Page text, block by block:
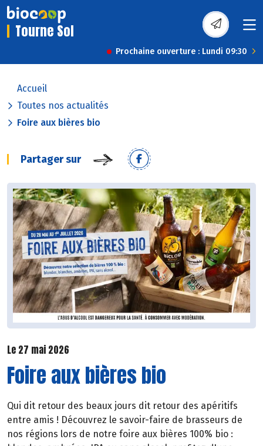
Tourne Sol
Prochaine ouverture : Lundi 09:30
Accueil
Toutes nos actualités
Foire aux bières bio
Partager sur
Le 27 mai 2026
Foire aux bières bio
Qui dit retour des beaux jours dit retour des apéritifs
entre amis ! Découvrez le savoir-faire de brasseurs de
nos régions lors de notre foire aux bières 100% bio :